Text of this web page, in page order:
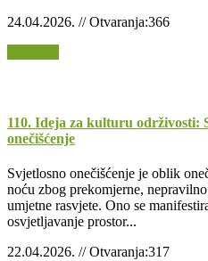
24.04.2026. // Otvaranja:366
110. Ideja za kulturu održivosti:
onečišćenje
Svjetlosno onečišćenje je oblik
noću zbog prekomjerne,
umjetne rasvjete. Ono se
osvjetljavanje prostor...
22.04.2026. // Otvaranja:317